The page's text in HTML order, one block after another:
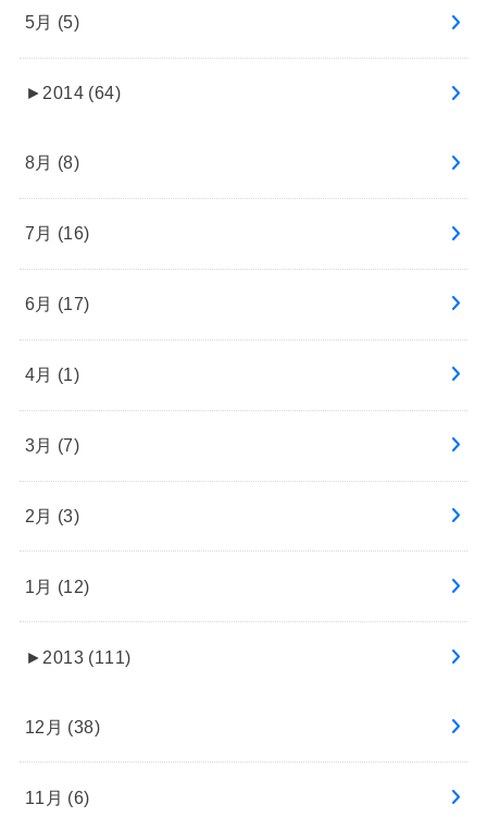
5月 (5)
► 2014 (64)
8月 (8)
7月 (16)
6月 (17)
4月 (1)
3月 (7)
2月 (3)
1月 (12)
► 2013 (111)
12月 (38)
11月 (6)